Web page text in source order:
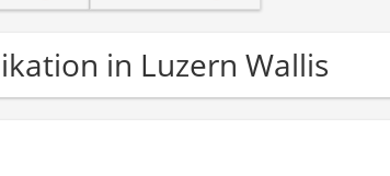
in Luzern Wallis